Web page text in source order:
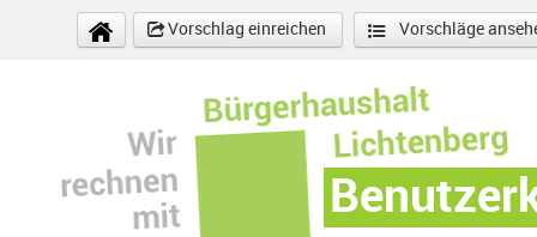
Direkt zum Inhalt
Vorschlag einreichen
Vorschläge